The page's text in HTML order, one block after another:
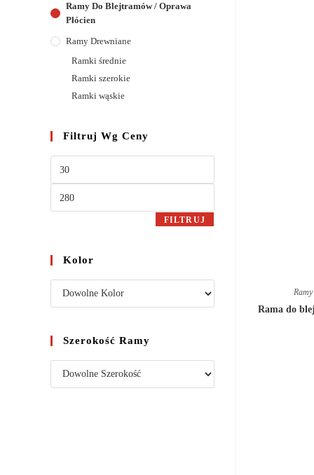
Rama do
Ramy Do Blejtramów / Oprawa
Płócien
Ramy Drewniane
Ramki średnie
Ramki szerokie
Ramki wąskie
Filtruj Wg Ceny
FILTRUJ
Kolor
Szerokość Ramy